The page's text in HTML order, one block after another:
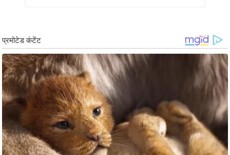
स्टा
इ
ल
टे
क्नॉ
लॉ
जी
ब्यू
टी